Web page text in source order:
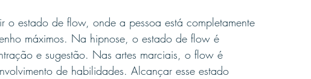
o estado de flow, onde a pessoa está completamente
máximos. Na hipnose, o estado de flow é
e sugestão. Nas artes marciais, o flow é
de habilidades. Alcançar esse estado